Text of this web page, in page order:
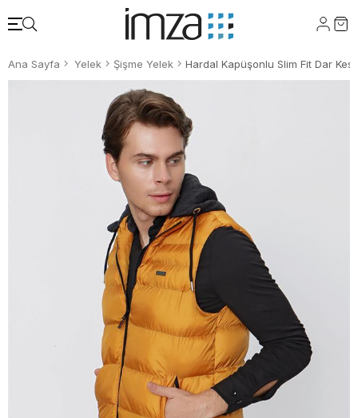
Ana Sayfa Yelek Şişme Yelek